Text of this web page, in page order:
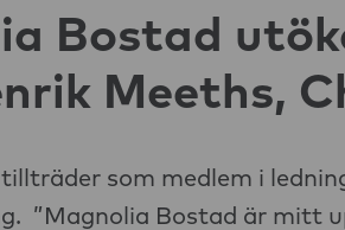
Bostad
Meeths,
som medlem i
”Magnolia Bostad är mitt